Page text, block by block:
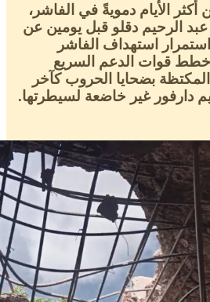
الأيام دمويةً في الفاشر،
الرحيم دقلو قبل يومين عن
استهداف الفاشر
خطط قوات الدعم السريع
بضحايا الحروب كآخر
دارفور غير خاضعة لسيطرتها.